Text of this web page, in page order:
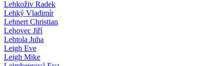
Lehkoživ Radek
Lehký Vladimír
Lehnert Christian
Lehovec Jiří
Lehtola Juha
Leigh Eve
Leigh Mike